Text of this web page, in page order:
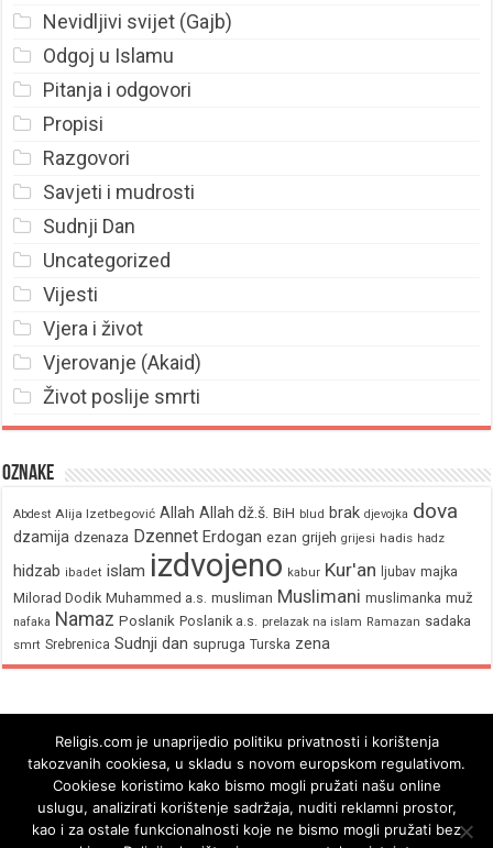
Nevidljivi svijet (Gajb)
Odgoj u Islamu
Pitanja i odgovori
Propisi
Razgovori
Savjeti i mudrosti
Sudnji Dan
Uncategorized
Vijesti
Vjera i život
Vjerovanje (Akaid)
Život poslije smrti
Oznake
Abdest Alija Izetbegović Allah Allah dž.š. BiH blud brak djevojka dova
dzamija dzenaza Dzennet Erdogan ezan grijeh grijesi hadis hadz
hidzab ibadet islam izdvojeno kabur Kur'an ljubav majka
Milorad Dodik Muhammed a.s. musliman Muslimani muslimanka muž
nafaka Namaz Poslanik Poslanik a.s. prelazak na islam Ramazan sadaka
smrt Srebrenica Sudnji dan supruga Turska zena
Religis.com je unaprijedio politiku privatnosti i korištenja
takozvanih cookiesa, u skladu s novom europskom regulativom.
Cookiese koristimo kako bismo mogli pružati našu online
uslugu, analizirati korištenje sadržaja, nuditi reklamni prostor,
kao i za ostale funkcionalnosti koje ne bismo mogli pružati bez